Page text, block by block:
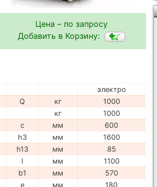
Цена – по запросу
Добавить в Корзину:
электро
Q кг
1000
кг
1000
c мм
600
h3 мм
1600
h13 мм
85
l мм
1100
b1 мм
570
e мм
180